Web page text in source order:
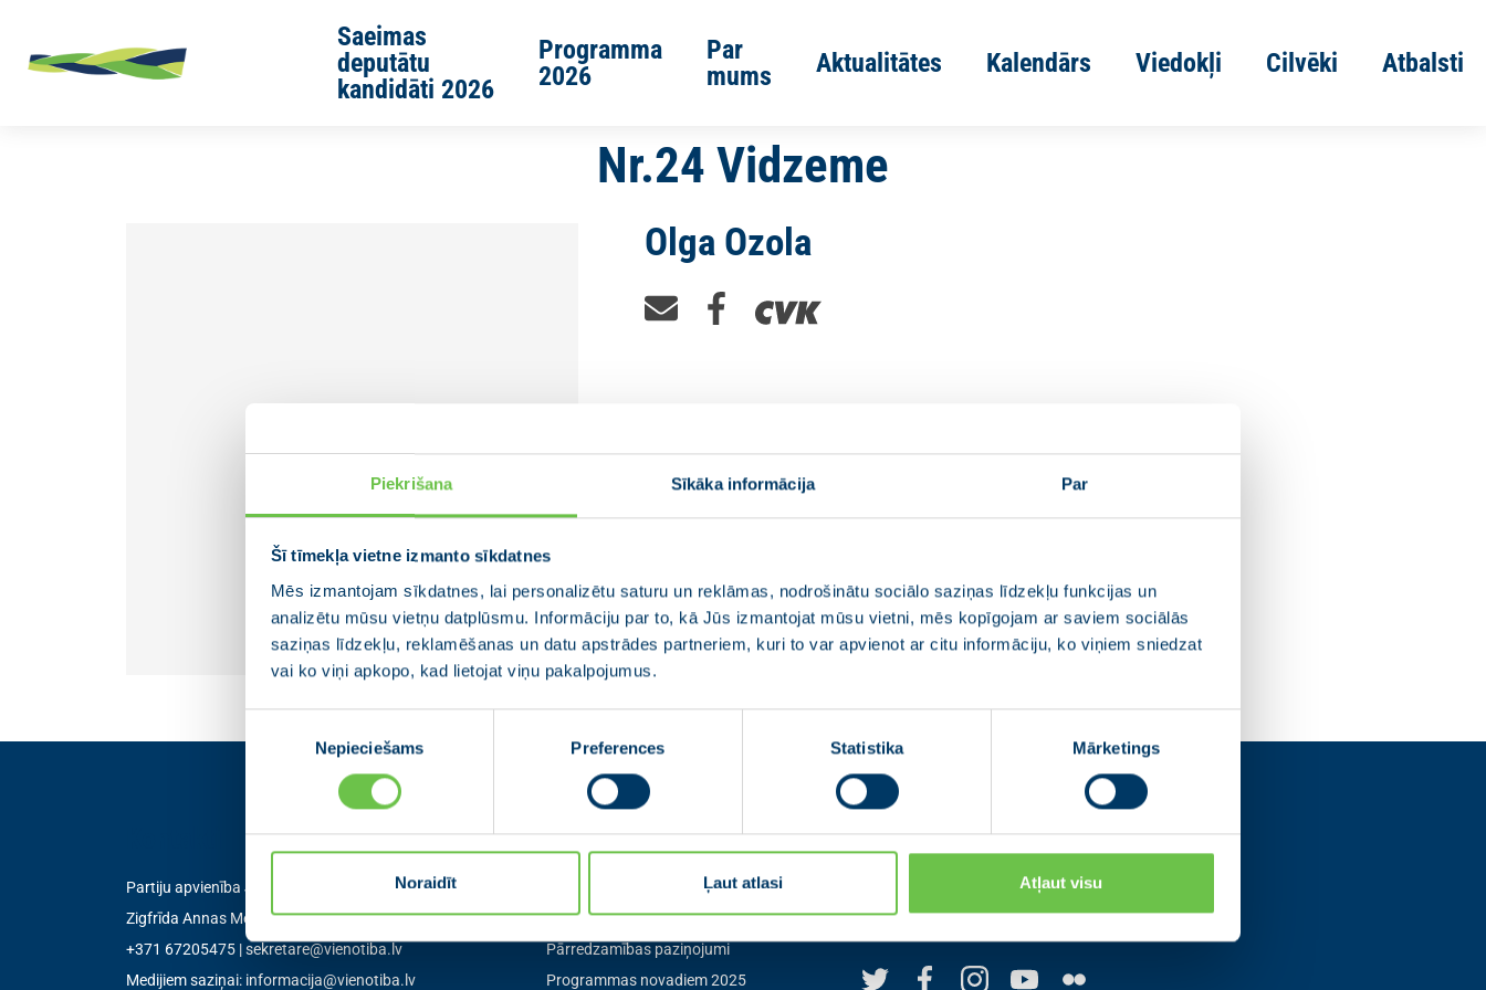
Piekrišana Sīkāka informācija Par
Šī tīmekļa vietne izmanto sīkdatnes
Mēs izmantojam sīkdatnes, lai personalizētu saturu un reklāmas, nodrošinātu sociālo saziņas līdzekļu funkcijas un
analizētu mūsu vietņu datplūsmu. Informāciju par to, kā Jūs izmantojat mūsu vietni, mēs kopīgojam ar saviem sociālās
saziņas līdzekļu, reklamēšanas un datu apstrādes partneriem, kuri to var apvienot ar citu informāciju, ko viņiem sniedzat
vai ko viņi apkopo, kad lietojat viņu pakalpojumus.
izvēle
Nepieciešams Preferences Statistika Mārketings
Noraidīt Ļaut atlasi Atļaut visu
Saeimas
deputātu
kandidāti 2026
Programma
2026
Par
mums
Aktualitātes Kalendārs Viedokļi Cilvēki Atbalsti
Nr.24 Vidzeme
Olga Ozola
Partiju apvienība Jaunā VIENOTĪBA
Zigfrīda Annas Meierovica bulvāris 12-3, Rīga, LV-1050
+371 67205475 |sekretare@vienotiba.lv
Medijiem saziņai: informacija@vienotiba.lv
Izvēlne
Jaunās Vienotības statūti
Pārredzamības paziņojumi
Programmas novadiem 2025
Seko mums
Seko mums sociālajos tīklos un uzzini
pirmais par aktuālajām norisēm.